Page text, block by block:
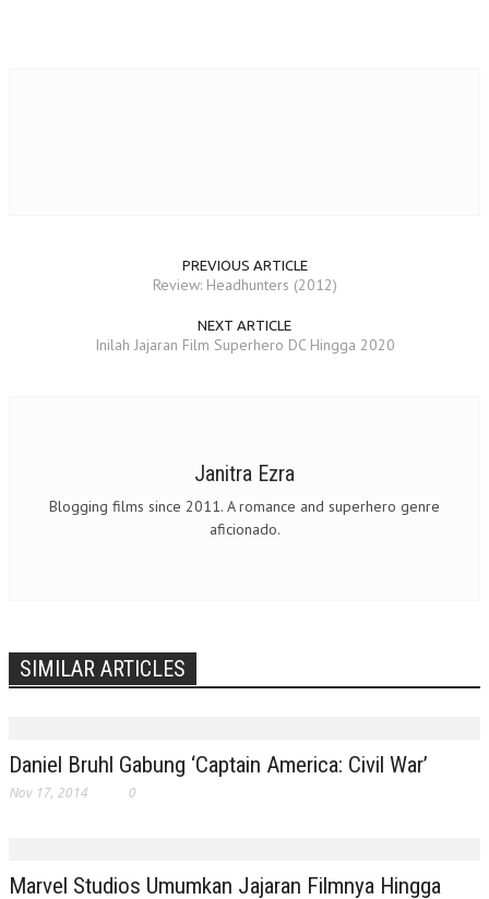
PREVIOUS ARTICLE
Review: Headhunters (2012)
NEXT ARTICLE
Inilah Jajaran Film Superhero DC Hingga 2020
Janitra Ezra
Blogging films since 2011. A romance and superhero genre
aficionado.
SIMILAR ARTICLES
Daniel Bruhl Gabung ‘Captain America: Civil War’
Nov 17, 2014 0
Marvel Studios Umumkan Jajaran Filmnya Hingga